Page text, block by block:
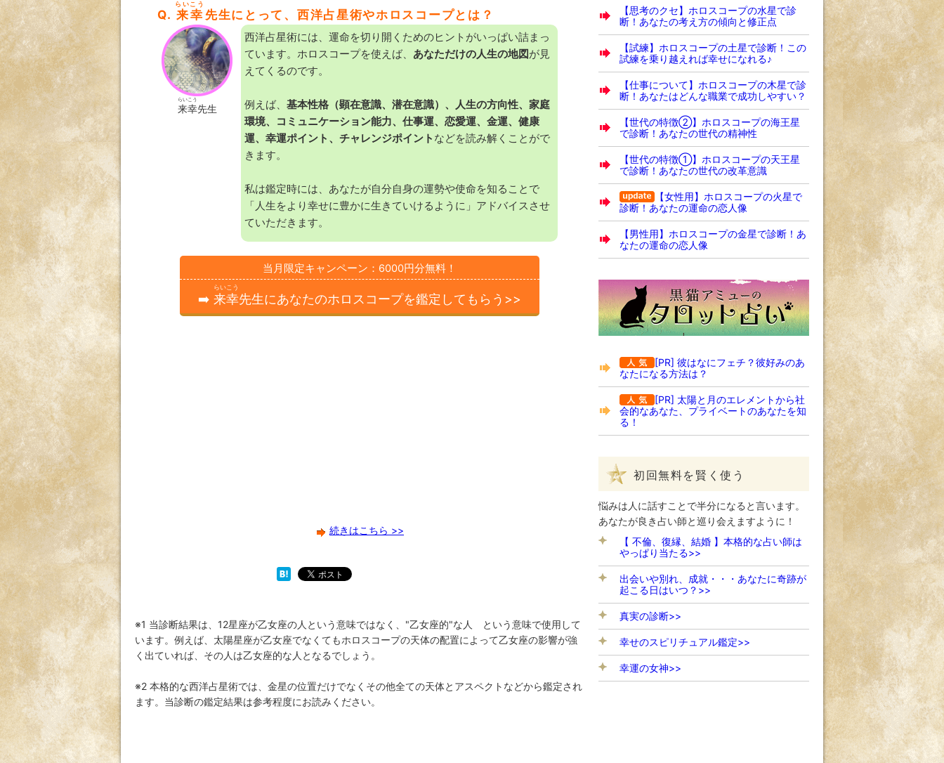
Q. 来幸
らいこう
先生にとって、西洋占星術やホロスコープとは？
来幸
らいこう
先生
西洋占星術には、運命を切り開くためのヒントがいっぱい詰まっ
ています。ホロスコープを使えば、 あなただけの人生の地図が見
えてくるのです。
例えば、基本性格（顕在意識、潜在意識）、人生の方向性、家庭
環境、コミュニケーション能力、仕事運、恋愛運、金運、健康
運、幸運ポイント、チャレンジポイント などを読み解くことがで
きます。
私は鑑定時には、あなたが自分自身の運勢や使命を知ることで
「人生をより幸せに豊かに生きていけるように」アドバイスさせ
ていただきます。
当月限定キャンペーン：6000円分無料！
➡️ 来幸
らいこう
先生にあなたのホロスコープを鑑定してもらう>>
続きはこちら >>
※1 当診断結果は、12星座が乙女座の人という意味ではなく、"乙女座的"な人 という意味で使用して
います。例えば、太陽星座が乙女座でなくてもホロスコープの天体の配置によって乙女座の影響が強
く出ていれば、その人は乙女座的な人となるでしょう。
※2 本格的な西洋占星術では、金星の位置だけでなくその他全ての天体とアスペクトなどから鑑定され
ます。当診断の鑑定結果は参考程度にお読みください。
【思考のクセ】ホロスコープの水星で診
断！あなたの考え方の傾向と修正点
【試練】ホロスコープの土星で診断！この
試練を乗り越えれば幸せになれる♪
【仕事について】ホロスコープの木星で診
断！あなたはどんな職業で成功しやすい？
【世代の特徴②】ホロスコープの海王星
で診断！あなたの世代の精神性
【世代の特徴①】ホロスコープの天王星
で診断！あなたの世代の改革意識
【女性用】ホロスコープの火星で
診断！あなたの運命の恋人像
【男性用】ホロスコープの金星で診断！あ
なたの運命の恋人像
[PR] 彼はなにフェチ？彼好みのあ
なたになる方法は？
[PR] 太陽と月のエレメントから社
会的なあなた、プライベートのあなたを知
る！
初回無料を賢く使う
悩みは人に話すことで半分になると言います。
あなたが良き占い師と巡り会えますように！
【 不倫、復縁、結婚 】本格的な占い師は
やっぱり当たる>>
出会いや別れ、成就・・・あなたに奇跡が
起こる日はいつ？>>
真実の診断>>
幸せのスピリチュアル鑑定>>
幸運の女神>>